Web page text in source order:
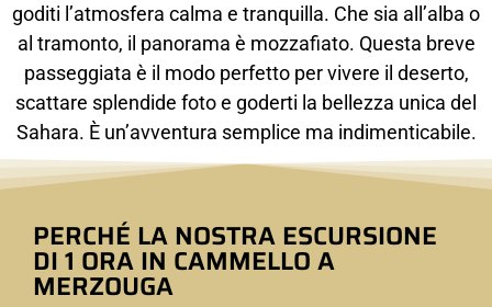
goditi l’atmosfera calma e tranquilla. Che sia all’alba o
al tramonto, il panorama è mozzafiato. Questa breve
passeggiata è il modo perfetto per vivere il deserto,
scattare splendide foto e goderti la bellezza unica del
Sahara. È un’avventura semplice ma indimenticabile.
PERCHÉ LA NOSTRA ESCURSIONE
DI 1 ORA IN CAMMELLO A
MERZOUGA